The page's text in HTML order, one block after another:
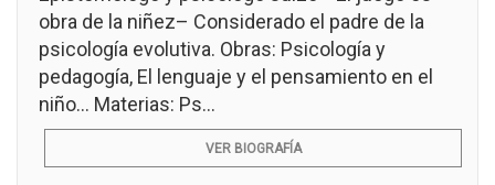
obra de la niñez– Considerado el padre de la
psicología evolutiva. Obras: Psicología y
pedagogía, El lenguaje y el pensamiento en el
niño... Materias: Ps...
VER BIOGRAFÍA